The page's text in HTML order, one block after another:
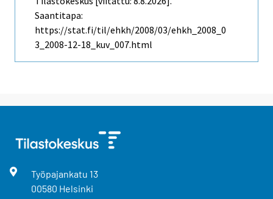
Saantitapa:
https://stat.fi/til/ehkh/2008/03/ehkh_2008_0
3_2008-12-18_kuv_007.html
Työpajankatu 13
00580 Helsinki